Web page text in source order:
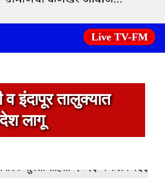
Live TV-FM
व इंदापूर तालुक्यात
लागू
सुरक्षा संहिता-२०२३ चे कलम १६३